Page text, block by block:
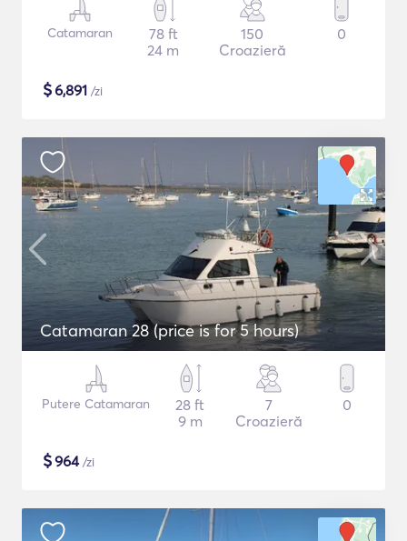
Catamaran
78 ft
24 m
150
Croazieră
0
$6,891 /zi
Catamaran 28 (price is for 5 hours)
Putere Catamaran
28 ft
9 m
7
Croazieră
0
$964/zi